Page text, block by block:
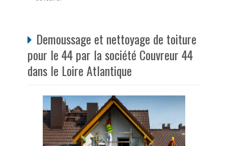
Demoussage et nettoyage de toiture
pour le 44 par la société Couvreur 44
dans le Loire Atlantique